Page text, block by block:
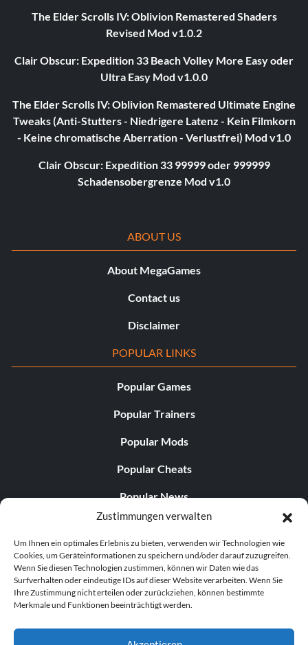
Zustimmungen verwalten
Um Ihnen ein optimales Erlebnis zu bieten, verwenden wir Technologien wie
Cookies, um Geräteinformationen zu speichern und/oder darauf zuzugreifen.
Wenn Sie diesen Technologien zustimmen, können wir Daten wie das
Surfverhalten oder eindeutige IDs auf dieser Website verarbeiten. Wenn Sie
Ihre Zustimmung nicht erteilen oder zurückziehen, können bestimmte
Merkmale und Funktionen beeinträchtigt werden.
The Elder Scrolls IV: Oblivion Remastered Shaders
Revised Mod v1.0.2
Clair Obscur: Expedition 33 Beach Volley More Easy oder
Ultra Easy Mod v1.0.0
The Elder Scrolls IV: Oblivion Remastered Ultimate Engine
Tweaks (Anti-Stutters - Niedrigere Latenz - Kein Filmkorn
- Keine chromatische Aberration - Verlustfrei) Mod v1.0
Clair Obscur: Expedition 33 99999 oder 999999
Schadensobergrenze Mod v1.0
ABOUT US
About MegaGames
Contact us
Disclaimer
POPULAR LINKS
Popular Games
Popular Trainers
Popular Mods
Popular Cheats
Popular News
Popular Editorials
Popular Free Games
LATEST UPDATES